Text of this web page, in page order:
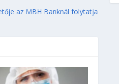
az MBH Banknál folytatja